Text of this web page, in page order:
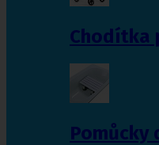
Chodítka
Pomůcky